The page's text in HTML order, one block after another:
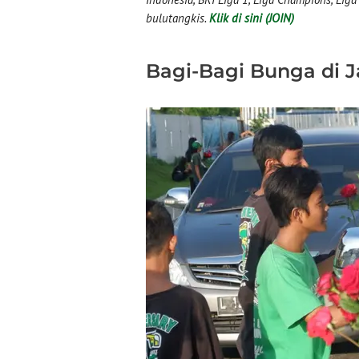
bulutangkis. Klik di sini (JOIN)
Bagi-Bagi Bunga di